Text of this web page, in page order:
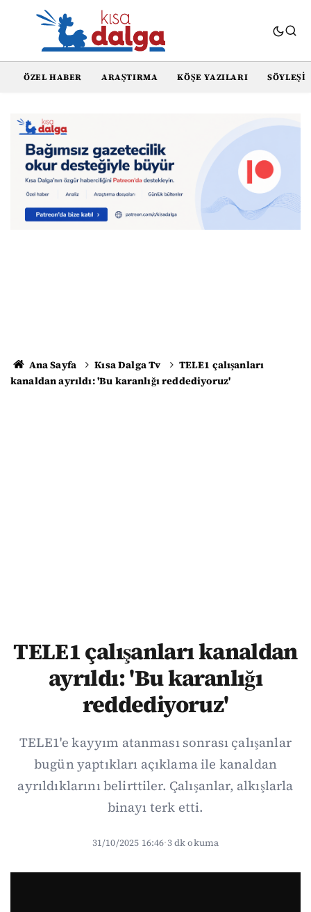
ÖZEL HABER ARAŞTIRMA KÖŞE YAZILARI SÖYLEŞI
Ana Sayfa Kısa Dalga Tv
TELE1 çalışanları
kanaldan ayrıldı: 'Bu karanlığı reddediyoruz'
TELE1 çalışanları kanaldan
ayrıldı: 'Bu karanlığı
reddediyoruz'
TELE1'e kayyım atanması sonrası çalışanlar
bugün yaptıkları açıklama ile kanaldan
ayrıldıklarını belirttiler. Çalışanlar, alkışlarla
binayı terk etti.
31/10/2025 16:46·3 dk okuma